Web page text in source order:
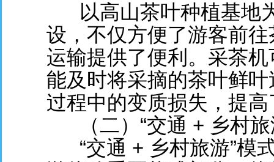
以高山茶叶种植基地
设，不仅方便了游客前
运输提供了便利。采茶
能及时将采摘的茶叶鲜
过程中的变质损失，提
（二）“交通 + 乡村旅
“交通 + 乡村旅游”模